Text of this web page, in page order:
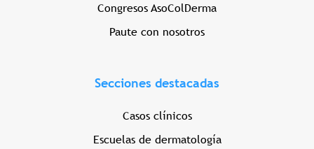
Congresos AsoColDerma
Paute con nosotros
Secciones destacadas
Casos clínicos
Escuelas de dermatología